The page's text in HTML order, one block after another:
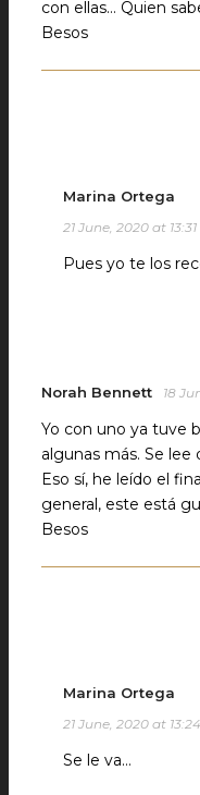
con ellas… Quien
Besos
Marina Ortega
21 June, 2020 at 13:31
Pues yo te los
Norah Bennett 18
Yo con uno ya tuve
algunas más. Se lee
Eso sí, he leído el
general, este está
Besos
Marina Ortega
21 June, 2020 at 13:24
Se le va…